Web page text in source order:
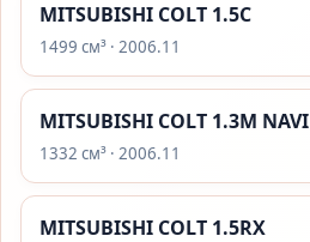
MITSUBISHI COLT 1.5C
1499 см³ · 2006.11
MITSUBISHI COLT 1.3M NAVI
1332 см³ · 2006.11
MITSUBISHI COLT 1.5RX